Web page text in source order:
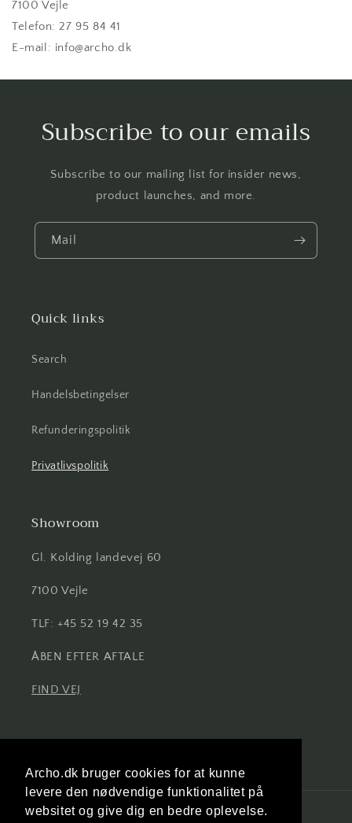
Archo.dk bruger cookies for at kunne
levere den nødvendige funktionalitet på
websitet og give dig en bedre oplevelse.
7100 Vejle
Telefon: 27 95 84 41
E-mail: info@archo.dk
Subscribe to our emails
Subscribe to our mailing list for insider news,
product launches, and more.
Mail
Quick links
Search
Handelsbetingelser
Refunderingspolitik
Privatlivspolitik
Showroom
Gl. Kolding landevej 60
7100 Vejle
TLF: +45 52 19 42 35
ÅBEN EFTER AFTALE
FIND VEJ